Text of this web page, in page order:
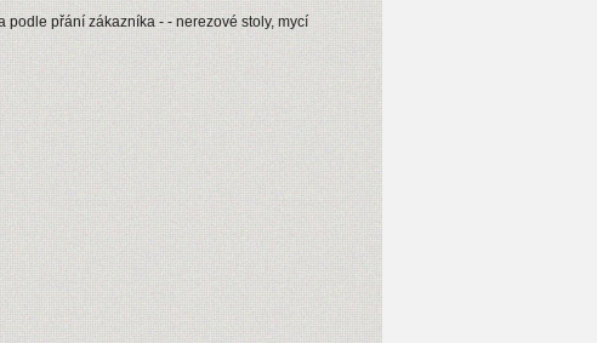
přání zákazníka - - nerezové stoly, mycí